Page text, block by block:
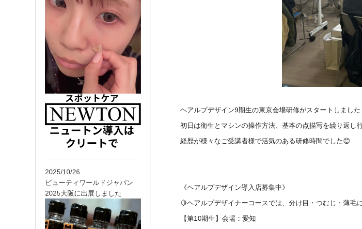
ヘアルプデザイン9期生の東京会場研修がスタートしました
初日は衛生とマシンの操作方法、基本の点描写を繰り返し
経歴が様々なご受講者様で活気のある研修時間でした😊
《ヘアルプデザイン導入店募集中》
🍋ヘアルプデザイナーコースでは、分け目・つむじ・薄毛
【第10期生】会場：愛知
2025/10/26
ビューティワールドジャパン
2025大阪に出展しました